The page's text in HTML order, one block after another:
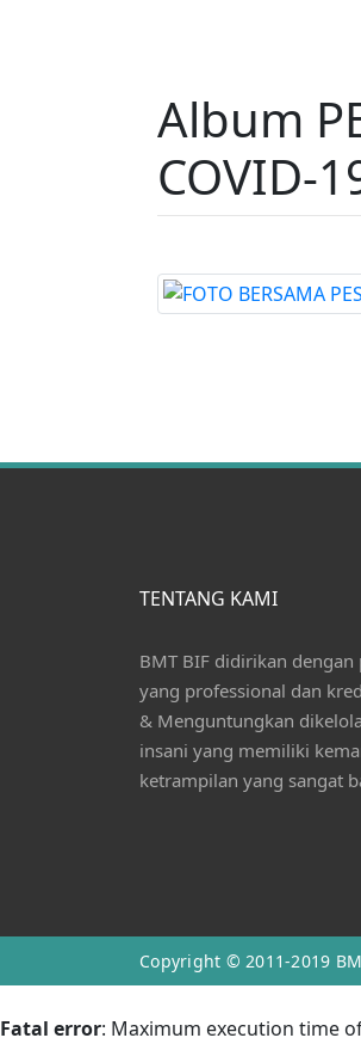
Album
COVID-
TENTANG KAMI
BMT BIF didirikan
yang professional dan
& Menguntungkan
insani yang memiliki
ketrampilan yang sangat
Copyright © 2011-2019
Fatal error: Maximum execution time